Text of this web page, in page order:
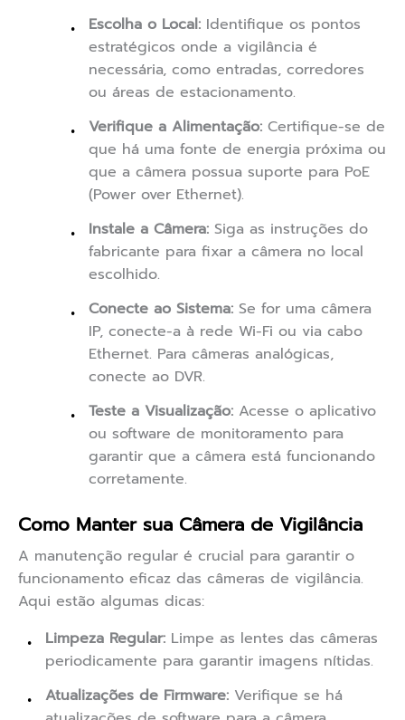
Escolha o Local: Identifique os pontos
estratégicos onde a vigilância é
necessária, como entradas, corredores
ou áreas de estacionamento.
Verifique a Alimentação: Certifique-se de
que há uma fonte de energia próxima ou
que a câmera possua suporte para PoE
(Power over Ethernet).
Instale a Câmera: Siga as instruções do
fabricante para fixar a câmera no local
escolhido.
Conecte ao Sistema: Se for uma câmera
IP, conecte-a à rede Wi-Fi ou via cabo
Ethernet. Para câmeras analógicas,
conecte ao DVR.
Teste a Visualização: Acesse o aplicativo
ou software de monitoramento para
garantir que a câmera está funcionando
corretamente.
Como Manter sua Câmera de Vigilância
A manutenção regular é crucial para garantir o
funcionamento eficaz das câmeras de vigilância.
Aqui estão algumas dicas:
Limpeza Regular: Limpe as lentes das câmeras
periodicamente para garantir imagens nítidas.
Atualizações de Firmware: Verifique se há